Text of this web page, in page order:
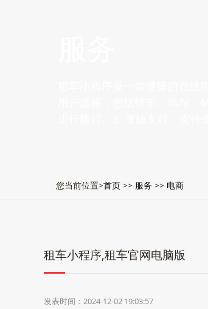
您当前位置>首页 >> 服务 >> 电商
租车小程序,租车官网电脑版
发表时间：2024-12-02 19:03:57